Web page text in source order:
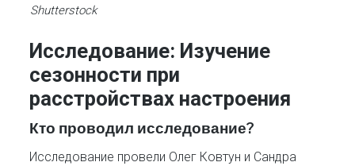
Shutterstock
Исследование: Изучение
сезонности при
расстройствах настроения
Кто проводил исследование?
Исследование провели Олег Ковтун и Сандра